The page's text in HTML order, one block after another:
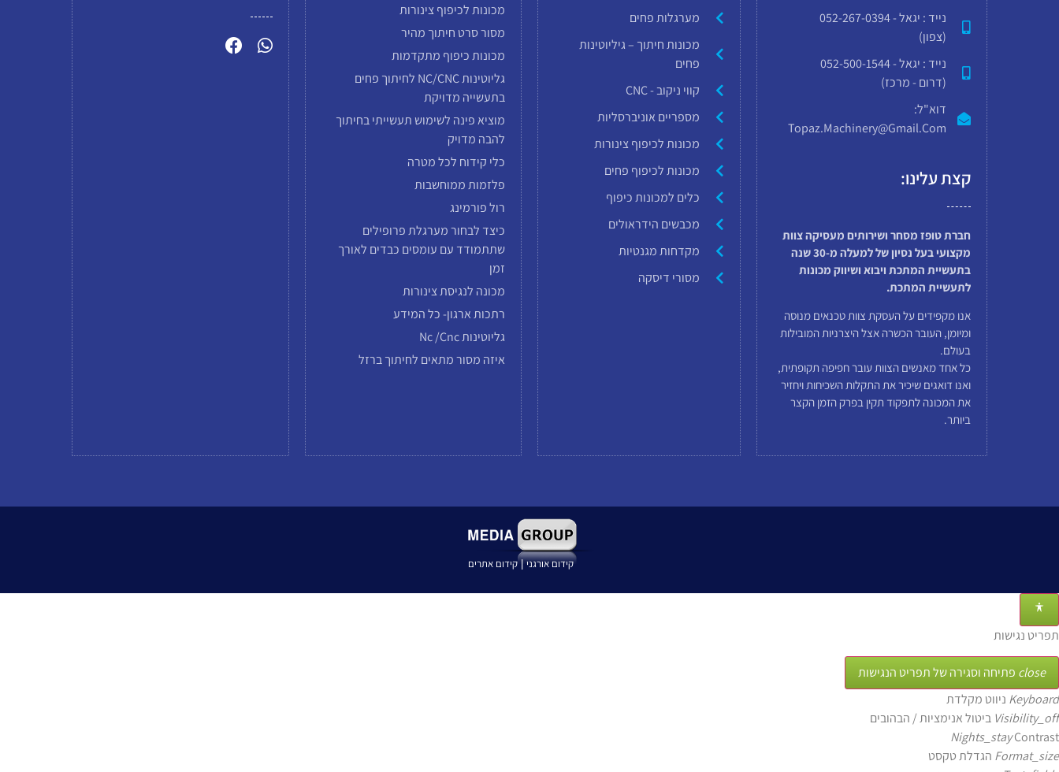
נייד : יגאל - 052-267-0394
(צפון)
נייד : יגאל - 052-500-1544
(דרום - מרכז)
דוא"ל:
Topaz.machinery@gmail.com
קצת עלינו:
חברת טופז מסחר ושירותים מעסיקה צוות
מקצועי בעל נסיון של למעלה מ-30 שנה
בתעשיית המתכת ויבוא ושיווק מכונות
לתעשיית המתכת.
אנו מקפידים על העסקת צוות טכנאים מנוסה
ומיומן, העובר הכשרה אצל היצרניות המובילות
בעולם.
כל אחד מאנשים הצוות עובר חפיפה תקופתית,
ואנו דואגים שיכיר את התקלות השכיחות ויחזיר
את המכונה לתפקוד תקין בפרק הזמן הקצר
ביותר.
מערגלות פחים
מכונות חיתוך – גיליוטינות
פחים
קווי ניקוב - CNC
מספריים אוניברסליות
מכונות לכיפוף צינורות
מכונות לכיפוף פחים
כלים למכונות כיפוף
מכבשים הידראולים
מקדחות מגנטיות
מסורי דיסקה
מכונות לכיפוף צינורות
מסור סרט חיתוך מהיר
מכונות כיפוף מתקדמות
גליוטינות NC/CNC לחיתוך פחים
בתעשייה מדויקת
מוציא פינה לשימוש תעשייתי בחיתוך
להבה מדויק
כלי קידוח לכל מטרה
פלזמות ממוחשבות
רול פורמינג
כיצד לבחור מערגלת פרופילים
שתתמודד עם עומסים כבדים לאורך
זמן
מכונה לנגיסת צינורות
רתכות ארגון- כל המידע
גליוטינות Nc /cnc
איזה מסור מתאים לחיתוך ברזל
קידום אורגני|קידום אתרים
תפריט נגישות
close פתיחה וסגירה של תפריט הנגישות
Keyboard ניווט מקלדת
Visibility_off ביטול אנימציות / הבהובים
Nights_stayContrast
Format_size הגדלת טקסט